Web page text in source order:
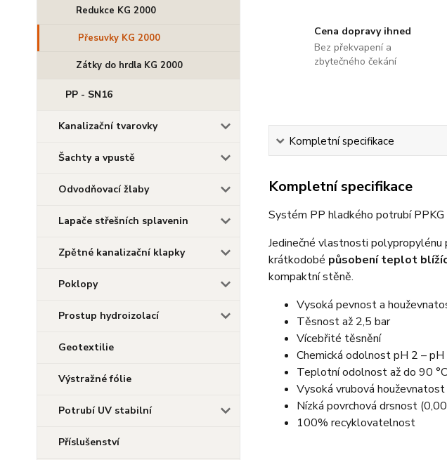
Redukce KG 2000
Přesuvky KG 2000
Zátky do hrdla KG 2000
PP - SN16
Kanalizační tvarovky
Šachty a vpustě
Odvodňovací žlaby
Lapače střešních splavenin
Zpětné kanalizační klapky
Poklopy
Prostup hydroizolací
Geotextilie
Výstražné fólie
Potrubí UV stabilní
Příslušenství
Cena dopravy ihned
Bez překvapení a
zbytečného čekání
Kompletní specifikace
Kompletní specifikace
Systém PP hladkého potrubí
Jedinečné vlastnosti polypropylénu
krátkodobé působení teplot
kompaktní stěně.
Vysoká pevnost a
Těsnost až 2,5 bar
Vícebřité těsnění
Chemická odolnost pH 2 –
Teplotní odolnost až do 90 °C
Vysoká vrubová houževnatost
Nízká povrchová drsnost
100% recyklovatelnost